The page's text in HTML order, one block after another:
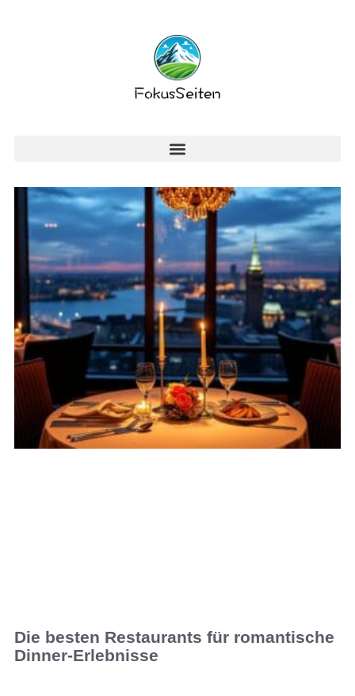
Die besten Restaurants für romantische
Dinner-Erlebnisse